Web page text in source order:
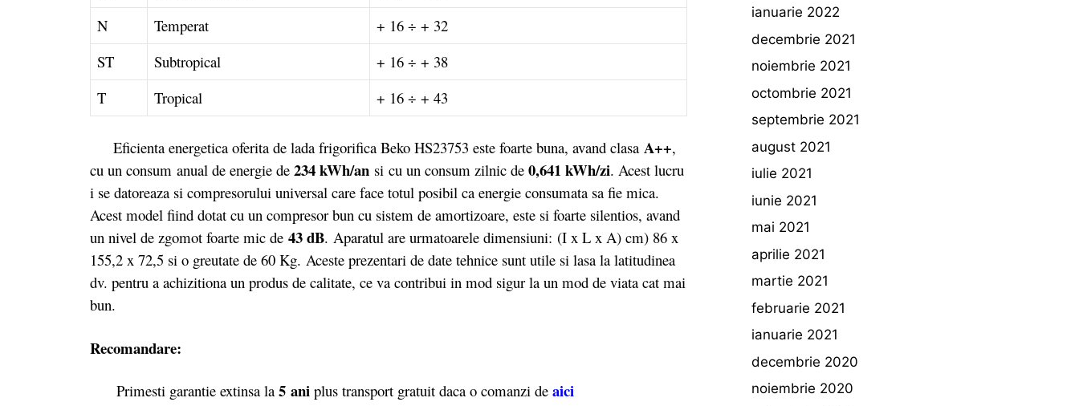
N
Temperat
+ 16 ÷ + 32
ST
Subtropical
+ 16 ÷ + 38
T
Tropical + 16 ÷ + 43
Eficienta energetica oferita de lada frigorifica Beko HS23753 este foarte buna, avand clasa A++,
cu un consum anual de energie de 234 kWh/an si cu un consum zilnic de 0,641 kWh/zi. Acest lucru
i se datoreaza si compresorului universal care face totul posibil ca energie consumata sa fie mica.
Acest model fiind dotat cu un compresor bun cu sistem de amortizoare, este si foarte silentios, avand
un nivel de zgomot foarte mic de 43 dB. Aparatul are urmatoarele dimensiuni: (I x L x A) cm) 86 x
155,2 x 72,5 si o greutate de 60 Kg. Aceste prezentari de date tehnice sunt utile si lasa la latitudinea
dv. pentru a achizitiona un produs de calitate, ce va contribui in mod sigur la un mod de viata cat mai
bun.
Recomandare:
Primesti garantie extinsa la 5 ani plus transport gratuit daca o comanzi de aici
ianuarie 2022
decembrie 2021
noiembrie 2021
octombrie 2021
septembrie 2021
august 2021
iulie 2021
iunie 2021
mai 2021
aprilie 2021
martie 2021
februarie 2021
ianuarie 2021
decembrie 2020
noiembrie 2020